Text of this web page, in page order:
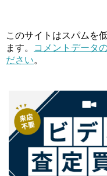
このサイトはスパムを
ます。
コメントデータ
ださい。